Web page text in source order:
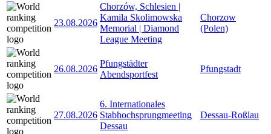
23.08.2026
Chorzów, Schlesien |
Kamila Skolimowska
Memorial | Diamond
League Meeting
Chorzow
(Polen)
26.08.2026
Pfungstädter
Abendsportfest
Pfungstadt
27.08.2026
6. Internationales
Stabhochsprungmeeting
Dessau
Dessau-Roßlau